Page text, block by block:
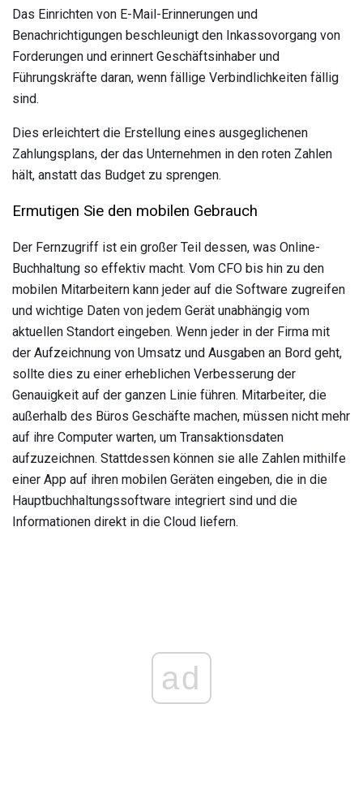
Das Einrichten von E-Mail-Erinnerungen und
Benachrichtigungen beschleunigt den Inkassovorgang von
Forderungen und erinnert Geschäftsinhaber und
Führungskräfte daran, wenn fällige Verbindlichkeiten fällig
sind.
Dies erleichtert die Erstellung eines ausgeglichenen
Zahlungsplans, der das Unternehmen in den roten Zahlen
hält, anstatt das Budget zu sprengen.
Ermutigen Sie den mobilen Gebrauch
Der Fernzugriff ist ein großer Teil dessen, was Online-
Buchhaltung so effektiv macht. Vom CFO bis hin zu den
mobilen Mitarbeitern kann jeder auf die Software zugreifen
und wichtige Daten von jedem Gerät unabhängig vom
aktuellen Standort eingeben. Wenn jeder in der Firma mit
der Aufzeichnung von Umsatz und Ausgaben an Bord geht,
sollte dies zu einer erheblichen Verbesserung der
Genauigkeit auf der ganzen Linie führen. Mitarbeiter, die
außerhalb des Büros Geschäfte machen, müssen nicht mehr
auf ihre Computer warten, um Transaktionsdaten
aufzuzeichnen. Stattdessen können sie alle Zahlen mithilfe
einer App auf ihren mobilen Geräten eingeben, die in die
Hauptbuchhaltungssoftware integriert sind und die
Informationen direkt in die Cloud liefern.
ad